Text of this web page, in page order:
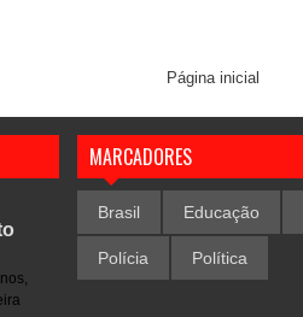
Página inicial
MARCADORES
Brasil Educação
Polícia Política